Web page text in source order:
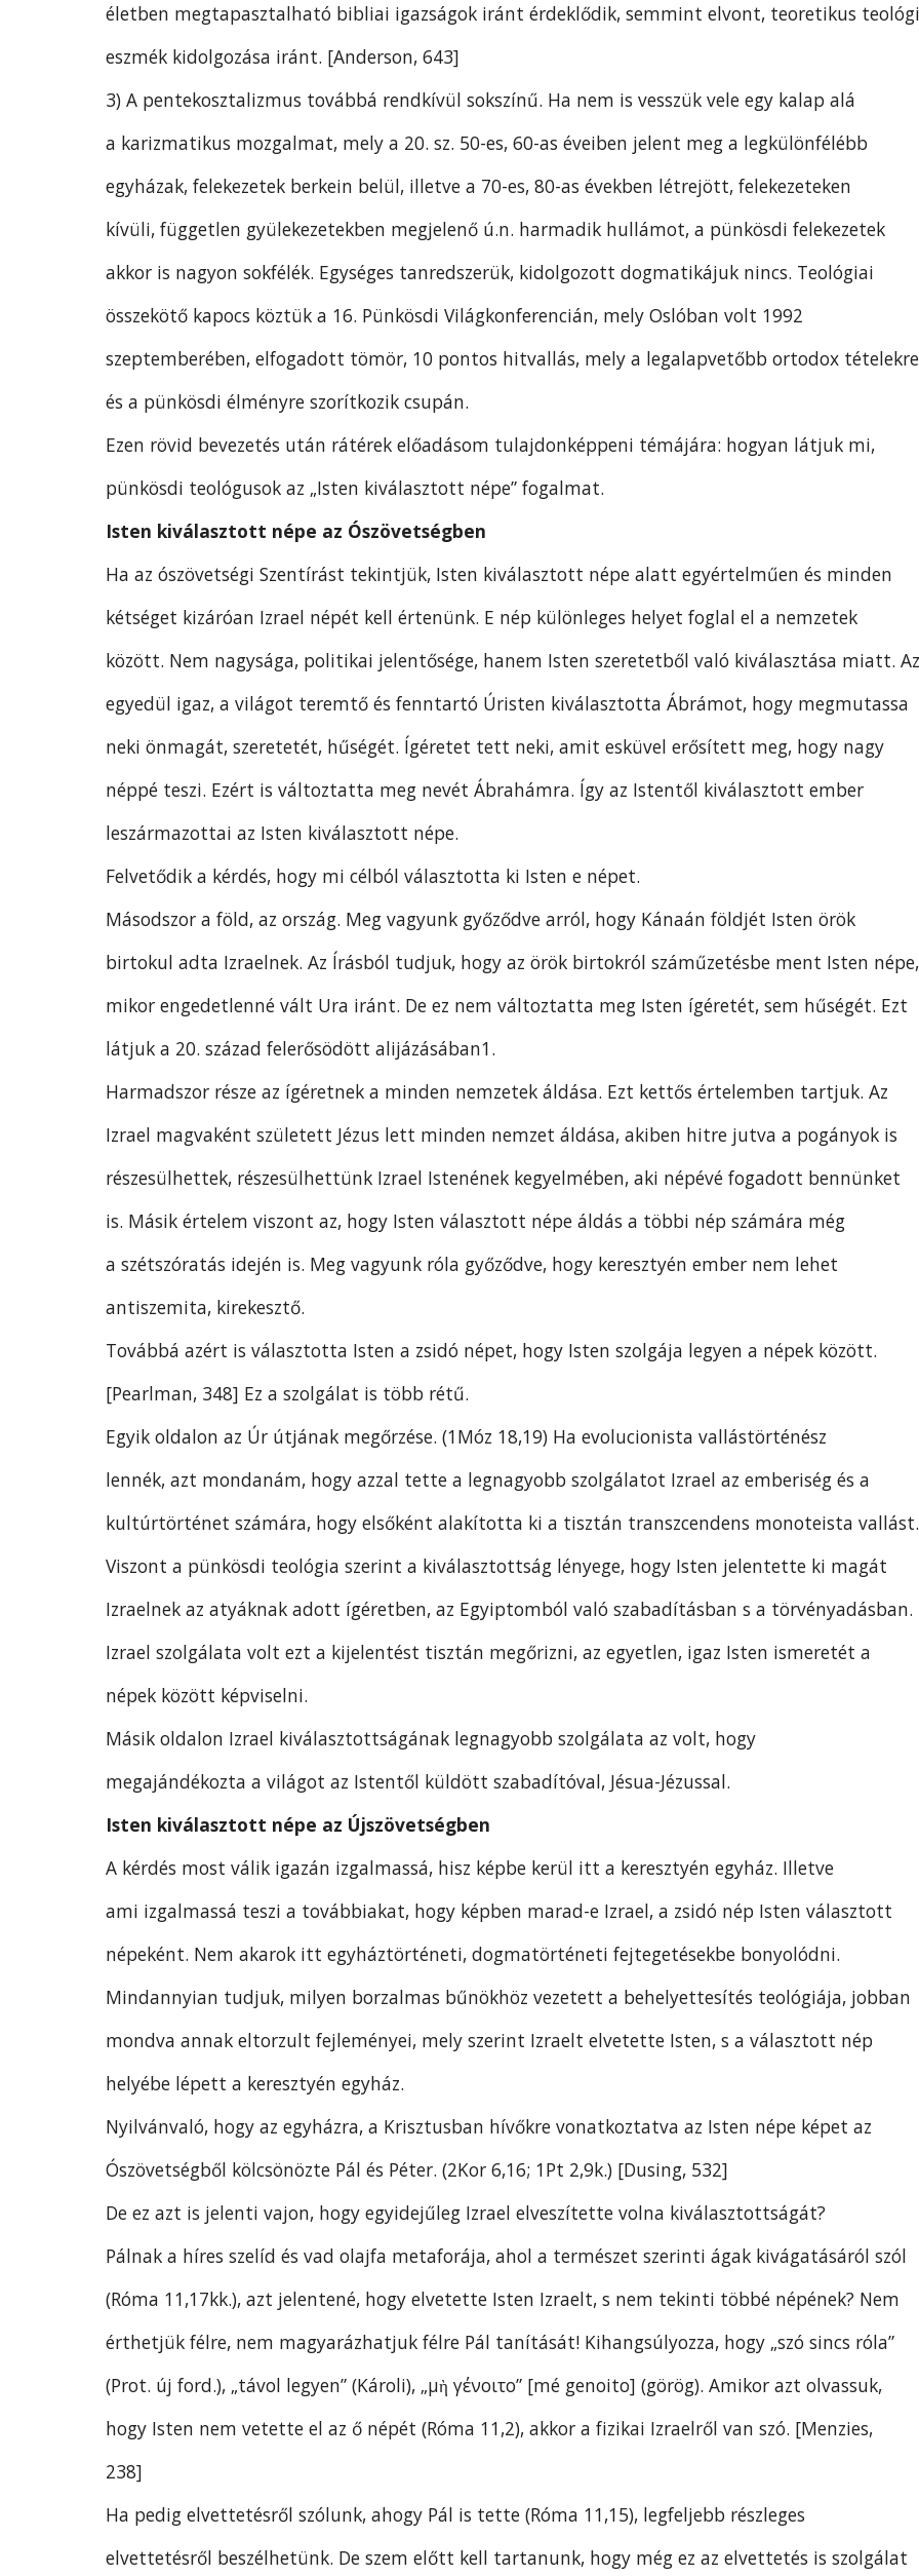
életben megtapasztalható bibliai igazságok iránt érdeklődik, semmint elvont, teoretikus
eszmék kidolgozása iránt. [Anderson, 643]
3) A pentekosztalizmus továbbá rendkívül sokszínű. Ha nem is vesszük vele egy kalap alá
a karizmatikus mozgalmat, mely a 20. sz. 50-es, 60-as éveiben jelent meg a legkülönfélébb
egyházak, felekezetek berkein belül, illetve a 70-es, 80-as években létrejött, felekezeteken
kívüli, független gyülekezetekben megjelenő ú.n. harmadik hullámot, a pünkösdi felekezetek
akkor is nagyon sokfélék. Egységes tanredszerük, kidolgozott dogmatikájuk nincs. Teológiai
összekötő kapocs köztük a 16. Pünkösdi Világkonferencián, mely Oslóban volt 1992
szeptemberében, elfogadott tömör, 10 pontos hitvallás, mely a legalapvetőbb ortodox tételekre
és a pünkösdi élményre szorítkozik csupán.
Ezen rövid bevezetés után rátérek előadásom tulajdonképpeni témájára: hogyan látjuk mi,
pünkösdi teológusok az „Isten kiválasztott népe” fogalmat.
Isten kiválasztott népe az Ószövetségben
Ha az ószövetségi Szentírást tekintjük, Isten kiválasztott népe alatt egyértelműen és minden
kétséget kizáróan Izrael népét kell értenünk. E nép különleges helyet foglal el a nemzetek
között. Nem nagysága, politikai jelentősége, hanem Isten szeretetből való kiválasztása miatt. Az
egyedül igaz, a világot teremtő és fenntartó Úristen kiválasztotta Ábrámot, hogy megmutassa
neki önmagát, szeretetét, hűségét. Ígéretet tett neki, amit esküvel erősített meg, hogy nagy
néppé teszi. Ezért is változtatta meg nevét Ábrahámra. Így az Istentől kiválasztott ember
leszármazottai az Isten kiválasztott népe.
Felvetődik a kérdés, hogy mi célból választotta ki Isten e népet.
Másodszor a föld, az ország. Meg vagyunk győződve arról, hogy Kánaán földjét Isten örök
birtokul adta Izraelnek. Az Írásból tudjuk, hogy az örök birtokról száműzetésbe ment Isten népe,
mikor engedetlenné vált Ura iránt. De ez nem változtatta meg Isten ígéretét, sem hűségét. Ezt
látjuk a 20. század felerősödött alijázásában1.
Harmadszor része az ígéretnek a minden nemzetek áldása. Ezt kettős értelemben tartjuk. Az
Izrael magvaként született Jézus lett minden nemzet áldása, akiben hitre jutva a pogányok is
részesülhettek, részesülhettünk Izrael Istenének kegyelmében, aki népévé fogadott bennünket
is. Másik értelem viszont az, hogy Isten választott népe áldás a többi nép számára még
a szétszóratás idején is. Meg vagyunk róla győződve, hogy keresztyén ember nem lehet
antiszemita, kirekesztő.
Továbbá azért is választotta Isten a zsidó népet, hogy Isten szolgája legyen a népek között.
[Pearlman, 348] Ez a szolgálat is több rétű.
Egyik oldalon az Úr útjának megőrzése. (1Móz 18,19) Ha evolucionista vallástörténész
lennék, azt mondanám, hogy azzal tette a legnagyobb szolgálatot Izrael az emberiség és a
kultúrtörténet számára, hogy elsőként alakította ki a tisztán transzcendens monoteista vallást.
Viszont a pünkösdi teológia szerint a kiválasztottság lényege, hogy Isten jelentette ki magát
Izraelnek az atyáknak adott ígéretben, az Egyiptomból való szabadításban s a törvényadásban.
Izrael szolgálata volt ezt a kijelentést tisztán megőrizni, az egyetlen, igaz Isten ismeretét a
népek között képviselni.
Másik oldalon Izrael kiválasztottságának legnagyobb szolgálata az volt, hogy
megajándékozta a világot az Istentől küldött szabadítóval, Jésua-Jézussal.
Isten kiválasztott népe az Újszövetségben
A kérdés most válik igazán izgalmassá, hisz képbe kerül itt a keresztyén egyház. Illetve
ami izgalmassá teszi a továbbiakat, hogy képben marad-e Izrael, a zsidó nép Isten választott
népeként. Nem akarok itt egyháztörténeti, dogmatörténeti fejtegetésekbe bonyolódni.
Mindannyian tudjuk, milyen borzalmas bűnökhöz vezetett a behelyettesítés teológiája, jobban
mondva annak eltorzult fejleményei, mely szerint Izraelt elvetette Isten, s a választott nép
helyébe lépett a keresztyén egyház.
Nyilvánvaló, hogy az egyházra, a Krisztusban hívőkre vonatkoztatva az Isten népe képet az
Ószövetségből kölcsönözte Pál és Péter. (2Kor 6,16; 1Pt 2,9k.) [Dusing, 532]
De ez azt is jelenti vajon, hogy egyidejűleg Izrael elveszítette volna kiválasztottságát?
Pálnak a híres szelíd és vad olajfa metaforája, ahol a természet szerinti ágak kivágatásáról szól
(Róma 11,17kk.), azt jelentené, hogy elvetette Isten Izraelt, s nem tekinti többé népének? Nem
érthetjük félre, nem magyarázhatjuk félre Pál tanítását! Kihangsúlyozza, hogy „szó sincs róla”
(Prot. új ford.), „távol legyen” (Károli), „μὴ γένοιτο” [mé genoito] (görög). Amikor azt olvassuk,
hogy Isten nem vetette el az ő népét (Róma 11,2), akkor a fizikai Izraelről van szó. [Menzies,
238]
Ha pedig elvettetésről szólunk, ahogy Pál is tette (Róma 11,15), legfeljebb részleges
elvettetésről beszélhetünk. De szem előtt kell tartanunk, hogy még ez az elvettetés is szolgálat